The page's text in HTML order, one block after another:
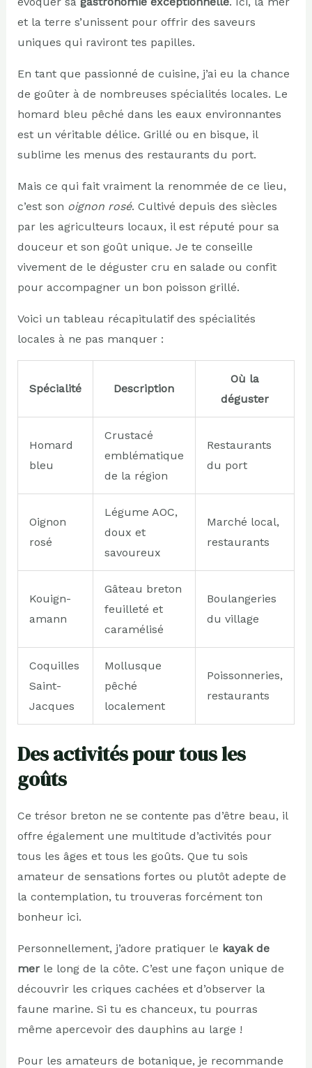
et la terre s’unissent pour offrir des saveurs
uniques qui raviront tes papilles.
En tant que passionné de cuisine, j’ai eu la chance
de goûter à de nombreuses spécialités locales. Le
homard bleu pêché dans les eaux environnantes
est un véritable délice. Grillé ou en bisque, il
sublime les menus des restaurants du port.
Mais ce qui fait vraiment la renommée de ce lieu,
c’est son oignon rosé. Cultivé depuis des siècles
par les agriculteurs locaux, il est réputé pour sa
douceur et son goût unique. Je te conseille
vivement de le déguster cru en salade ou confit
pour accompagner un bon poisson grillé.
Voici un tableau récapitulatif des spécialités
locales à ne pas manquer :
Spécialité Description
Où la
déguster
Homard
bleu
Crustacé
emblématique
de la région
Restaurants
du port
Oignon
rosé
Légume AOC,
doux et
savoureux
Marché local,
restaurants
Kouign-
amann
Gâteau breton
feuilleté et
caramélisé
Boulangeries
du village
Coquilles
Saint-
Jacques
Mollusque
pêché
localement
Poissonneries,
restaurants
Des activités pour tous les
goûts
Ce trésor breton ne se contente pas d’être beau, il
offre également une multitude d’activités pour
tous les âges et tous les goûts. Que tu sois
amateur de sensations fortes ou plutôt adepte de
la contemplation, tu trouveras forcément ton
bonheur ici.
Personnellement, j’adore pratiquer le kayak de
merle long de la côte. C’est une façon unique de
découvrir les criques cachées et d’observer la
faune marine. Si tu es chanceux, tu pourras
même apercevoir des dauphins au large !
Pour les amateurs de botanique, je recommande